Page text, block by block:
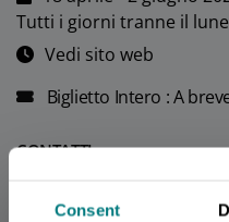
Consent
Tutti i giorni tranne il
Vedi sito web
Biglietto Intero : A
CONTATTI
official